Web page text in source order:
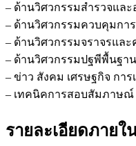
– ด้านวิศวกรรมสำรวจแล
– ด้านวิศวกรรมควบคุมกา
– ด้านวิศวกรรมจราจรแล
– ด้านวิศวกรรมปฐพีพื้นฐาน
– ข่าว สังคม เศรษฐกิจ การ
– เทคนิคการสอบสัมภาษณ์
รายละเอียดภาย